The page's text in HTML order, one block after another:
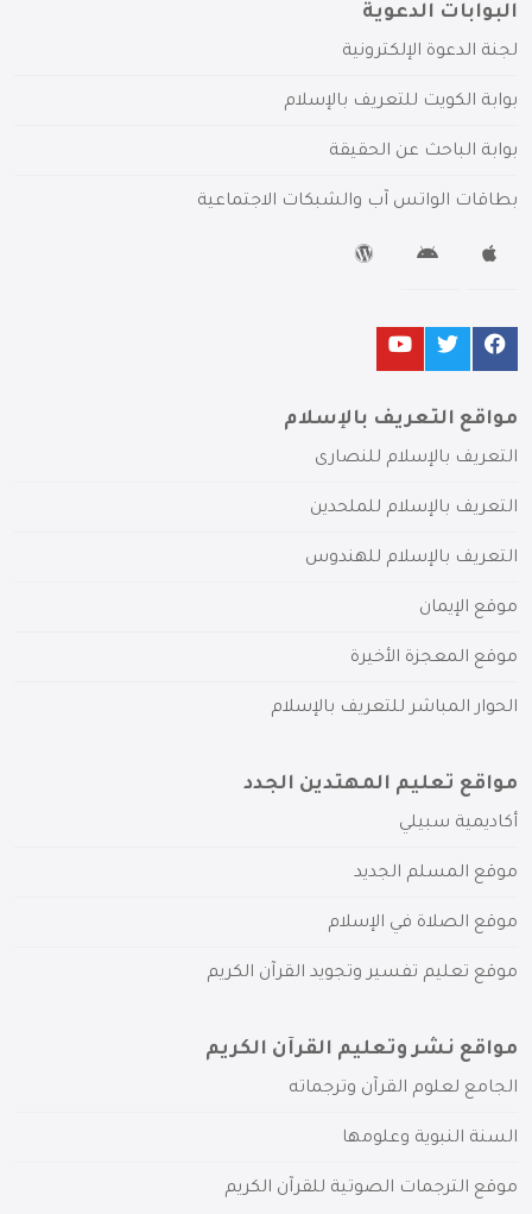
البوابات الدعوية
لجنة الدعوة الإلكترونية
بوابة الكويت للتعريف بالإسلام
بوابة الباحث عن الحقيقة
بطاقات الواتس آب والشبكات الاجتماعية
مواقع التعريف بالإسلام
التعريف بالإسلام للنصارى
التعريف بالإسلام للملحدين
التعريف بالإسلام للهندوس
موقع الإيمان
موقع المعجزة الأخيرة
الحوار المباشر للتعريف بالإسلام
مواقع تعليم المهتدين الجدد
أكاديمية سبيلي
موقع المسلم الجديد
موقع الصلاة في الإسلام
موقع تعليم تفسير وتجويد القرآن الكريم
مواقع نشر وتعليم القرآن الكريم
الجامع لعلوم القرآن وترجماته
السنة النبوية وعلومها
موقع الترجمات الصوتية للقرآن الكريم